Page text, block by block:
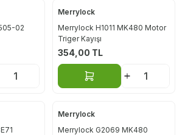
02
Merrylock
Merrylock H1011 MK480 Motor
Triger Kayışı
354,00 TL
Sepete Ekle
Merrylock
Merrylock G2069 MK480